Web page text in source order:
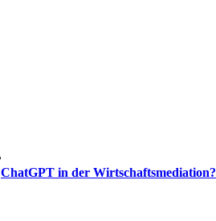
ChatGPT in der Wirtschaftsmediation?